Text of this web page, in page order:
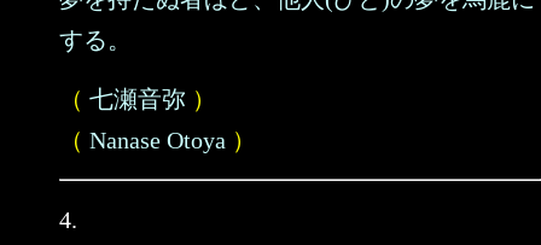
する。
（ 七瀬音弥 ）
（ Nanase Otoya ）
4.